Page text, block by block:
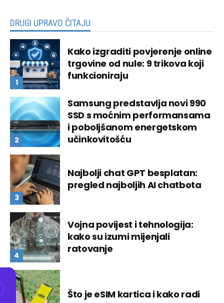
DRUGI UPRAVO ČITAJU
Kako izgraditi povjerenje online
trgovine od nule: 9 trikova koji
funkcioniraju
Samsung predstavlja novi 990
SSD s moćnim performansama
i poboljšanom energetskom
učinkovitošću
Najbolji chat GPT besplatan:
pregled najboljih AI chatbota
Vojna povijest i tehnologija:
kako su izumi mijenjali
ratovanje
Što je eSIM kartica i kako radi